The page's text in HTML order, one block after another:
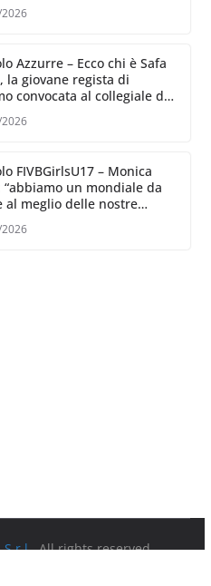
Azzurre – Ecco chi è Safa
la giovane regista di
convocata al collegiale di
FIVBGirlsU17 – Monica
“abbiamo un mondiale da
al meglio delle nostre
S.r.l.. All rights reserved.